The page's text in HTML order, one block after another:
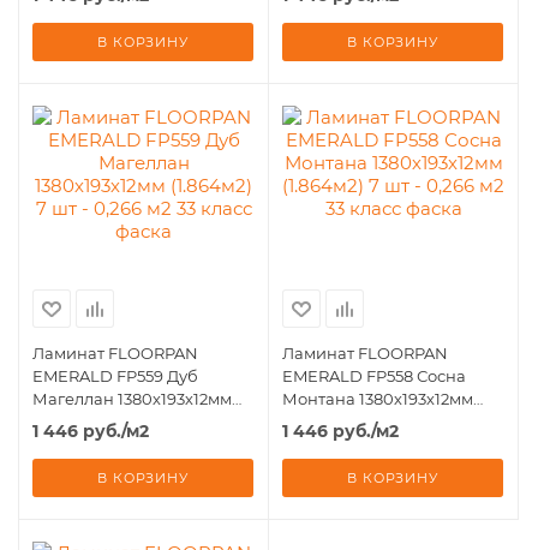
класс фаска
В КОРЗИНУ В КОРЗИНУ
Ламинат FLOORPAN
EMERALD FP559 Дуб
Магеллан 1380х193х12мм
(1.864м2) 7 шт - 0,266 м2 33
класс фаска
1 446 руб./м2
В КОРЗИНУ
Ламинат FLOORPAN
EMERALD FP558 Сосна
Монтана 1380х193х12мм
(1.864м2) 7 шт - 0,266 м2 33
класс фаска
1 446 руб./м2
В КОРЗИНУ